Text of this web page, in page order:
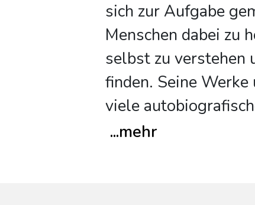
sich zur Aufgabe
Menschen dabei zu
selbst zu verstehen
finden. Seine Werke
viele
...mehr